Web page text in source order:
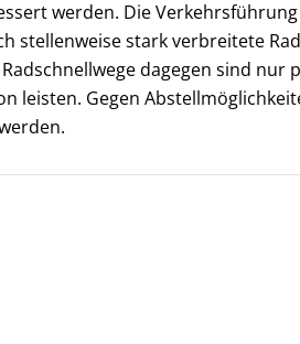
werden. Die
stellenweise stark verbreitete
dagegen sind
leisten. Gegen